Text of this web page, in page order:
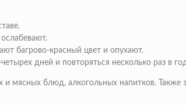
багрово-красный цвет и опухают.
дней и повторяться несколько раз в
блюд, алкогольных напитков. Также